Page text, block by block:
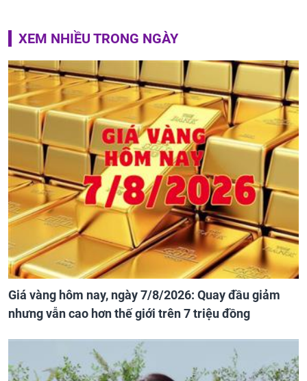
XEM NHIỀU TRONG NGÀY
Giá vàng hôm nay, ngày 7/8/2026: Quay đầu giảm
nhưng vẫn cao hơn thế giới trên 7 triệu đồng